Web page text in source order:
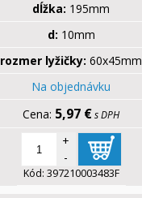
dĺžka: 195mm
d: 10mm
rozmer lyžičky: 60x45mm
Na objednávku
5,97 €s DPH
+
-
Kód: 397210003483F